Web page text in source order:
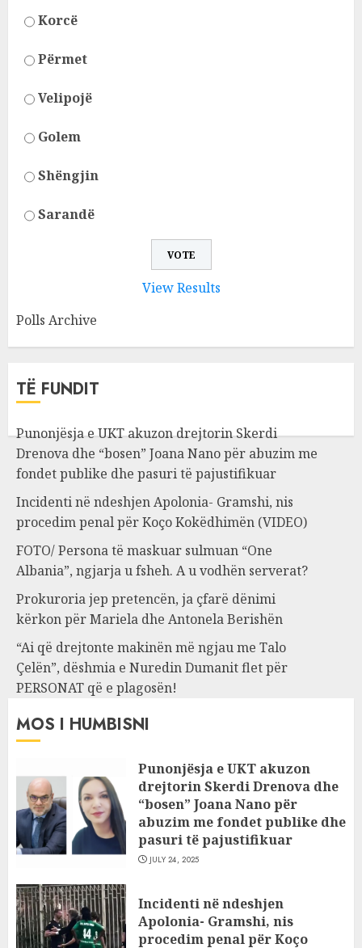
Korcë
Përmet
Velipojë
Golem
Shëngjin
Sarandë
View Results
Polls Archive
TË FUNDIT
Punonjësja e UKT akuzon drejtorin Skerdi
Drenova dhe “bosen” Joana Nano për abuzim me
fondet publike dhe pasuri të pajustifikuar
Incidenti në ndeshjen Apolonia- Gramshi, nis
procedim penal për Koço Kokëdhimën (VIDEO)
FOTO/ Persona të maskuar sulmuan “One
Albania”, ngjarja u fsheh. A u vodhën serverat?
Prokuroria jep pretencën, ja çfarë dënimi
kërkon për Mariela dhe Antonela Berishën
“Ai që drejtonte makinën më ngjau me Talo
Çelën”, dëshmia e Nuredin Dumanit flet për
PERSONAT që e plagosën!
MOS I HUMBISNI
Punonjësja e UKT akuzon
drejtorin Skerdi Drenova dhe
“bosen” Joana Nano për
abuzim me fondet publike dhe
pasuri të pajustifikuar
JULY 24, 2025
Incidenti në ndeshjen
Apolonia- Gramshi, nis
procedim penal për Koço